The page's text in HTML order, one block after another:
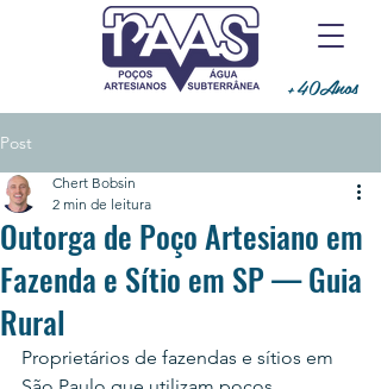
+40Anos
Post
Outorga de Poço Artesiano em
Fazenda e Sítio em SP — Guia
Rural
Chert Bobsin
2 min de leitura
Proprietários de fazendas e sítios em